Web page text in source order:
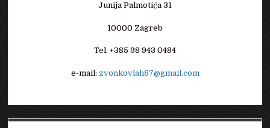
Junija Palmotića 31
10000 Zagreb
Tel. +385 98 943 0484
e-mail: zvonkovlah87@gmail.com